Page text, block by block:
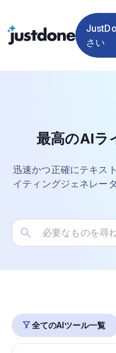
器
さい
最高のAIラ
迅速かつ正確にテキス
イティングジェネレー
全てのAIツール一覧